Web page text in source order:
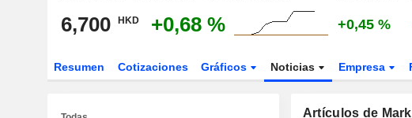
6,700 HKD +0,68 % +0,45 %
Resumen Cotizaciones Gráficos Noticias Empresa
Artículos de